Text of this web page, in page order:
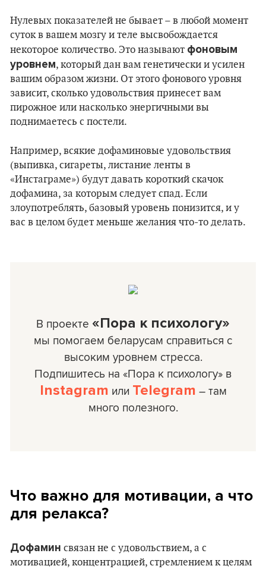
Нулевых показателей не бывает – в любой момент
суток в вашем мозгу и теле высвобождается
некоторое количество. Это называют фоновым
уровнем, который дан вам генетически и усилен
вашим образом жизни. От этого фонового уровня
зависит, сколько удовольствия принесет вам
пирожное или насколько энергичными вы
поднимаетесь с постели.
Например, всякие дофаминовые удовольствия
(выпивка, сигареты, листание ленты в
«Инстаграме») будут давать короткий скачок
дофамина, за которым следует спад. Если
злоупотреблять, базовый уровень понизится, и у
вас в целом будет меньше желания что-то делать.
В проекте «Пора к психологу»
мы помогаем беларусам справиться с
высоким уровнем стресса.
Подпишитесь на «Пора к психологу» в
Instagram или Telegram – там
много полезного.
Что важно для мотивации, а что
для релакса?
Дофамин связан не с удовольствием, а с
мотивацией, концентрацией, стремлением к целям